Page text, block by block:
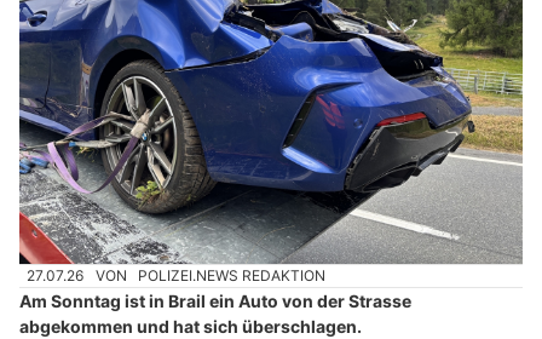
27.07.26 VON POLIZEI.NEWS REDAKTION
Am Sonntag ist in Brail ein Auto von der Strasse
abgekommen und hat sich überschlagen.